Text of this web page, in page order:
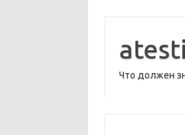
содержимому
Что должен